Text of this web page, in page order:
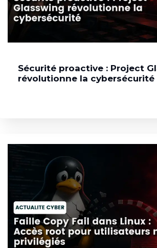
Sécurité proactive : Project
révolutionne la cybersécurité